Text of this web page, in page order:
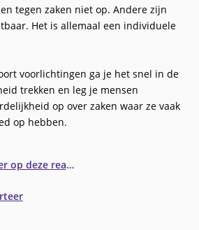
tegen zaken niet op. Andere zijn
Het is allemaal een individuele
voorlichtingen ga je het snel in de
trekken en leg je mensen
op over zaken waar ze vaak
op hebben.
op deze reactie